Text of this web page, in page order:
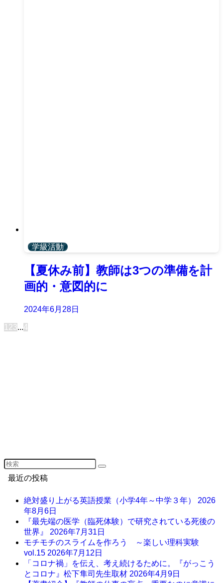
学級活動
【夏休み前】教師は3つの準備を計
画的・意図的に
2024年6月28日
1 23...4
最近の投稿
絶対盛り上がる英語授業（小学4年～中学３年） 2026
年8月6日
『最先端の医学（臨死体験）で研究されている死後の
世界』 2026年7月31日
モチモチのスライムを作ろう ～楽しい理科実験
vol.15 2026年7月12日
「コロナ禍」を伝え、考え続けるために。『がっこう
とコロナ』松下隼司先生取材 2026年4月9日